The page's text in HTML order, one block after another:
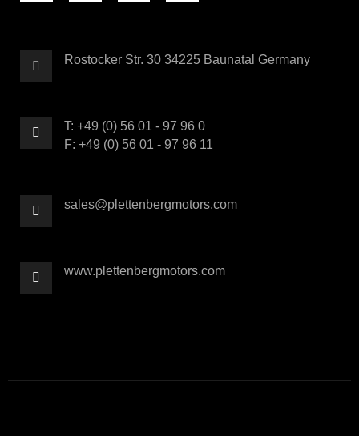
Rostocker Str. 30 34225 Baunatal Germany
T: +49 (0) 56 01 - 97 96 0
F: +49 (0) 56 01 - 97 96 11
sales@plettenbergmotors.com
www.plettenbergmotors.com